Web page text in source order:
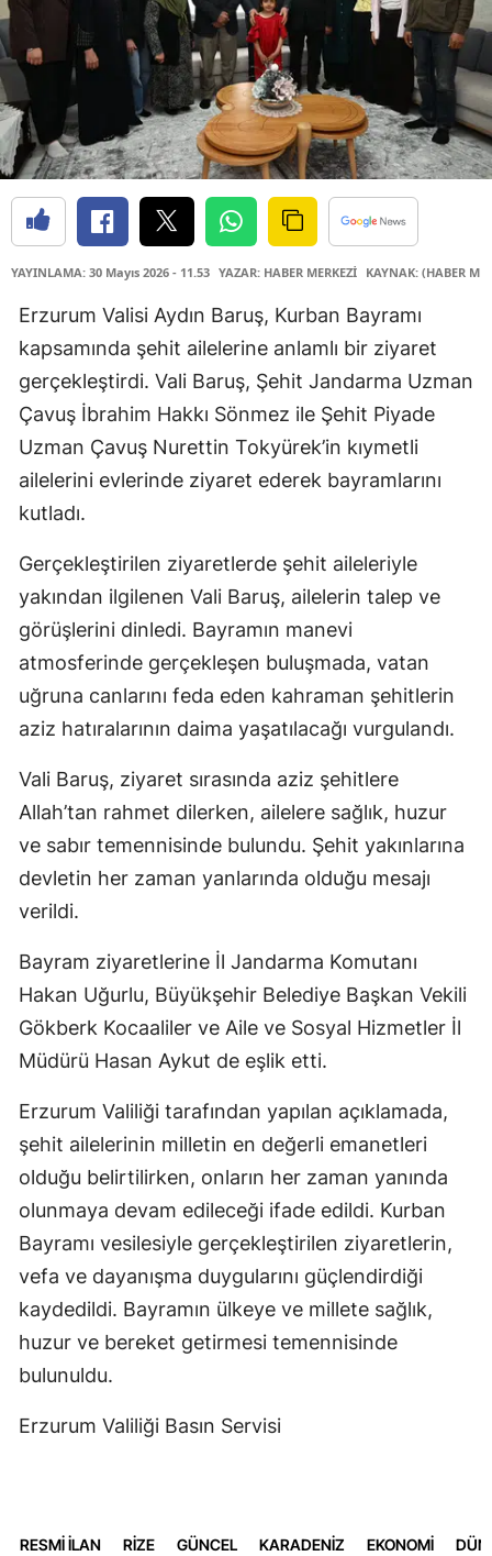
YAYINLAMA: 30 Mayıs 2026 - 11.53 YAZAR: HABER MERKEZİ KAYNAK: (HABER
Erzurum Valisi Aydın Baruş, Kurban Bayramı
kapsamında şehit ailelerine anlamlı bir ziyaret
gerçekleştirdi. Vali Baruş, Şehit Jandarma Uzman
Çavuş İbrahim Hakkı Sönmez ile Şehit Piyade
Uzman Çavuş Nurettin Tokyürek’in kıymetli
ailelerini evlerinde ziyaret ederek bayramlarını
kutladı.
Gerçekleştirilen ziyaretlerde şehit aileleriyle
yakından ilgilenen Vali Baruş, ailelerin talep ve
görüşlerini dinledi. Bayramın manevi
atmosferinde gerçekleşen buluşmada, vatan
uğruna canlarını feda eden kahraman şehitlerin
aziz hatıralarının daima yaşatılacağı vurgulandı.
Vali Baruş, ziyaret sırasında aziz şehitlere
Allah’tan rahmet dilerken, ailelere sağlık, huzur
ve sabır temennisinde bulundu. Şehit yakınlarına
devletin her zaman yanlarında olduğu mesajı
verildi.
Bayram ziyaretlerine İl Jandarma Komutanı
Hakan Uğurlu, Büyükşehir Belediye Başkan Vekili
Gökberk Kocaaliler ve Aile ve Sosyal Hizmetler İl
Müdürü Hasan Aykut de eşlik etti.
Erzurum Valiliği tarafından yapılan açıklamada,
şehit ailelerinin milletin en değerli emanetleri
olduğu belirtilirken, onların her zaman yanında
olunmaya devam edileceği ifade edildi. Kurban
Bayramı vesilesiyle gerçekleştirilen ziyaretlerin,
vefa ve dayanışma duygularını güçlendirdiği
kaydedildi. Bayramın ülkeye ve millete sağlık,
huzur ve bereket getirmesi temennisinde
bulunuldu.
Erzurum Valiliği Basın Servisi
RESMİ İLAN RİZE GÜNCEL KARADENİZ EKONOMİ